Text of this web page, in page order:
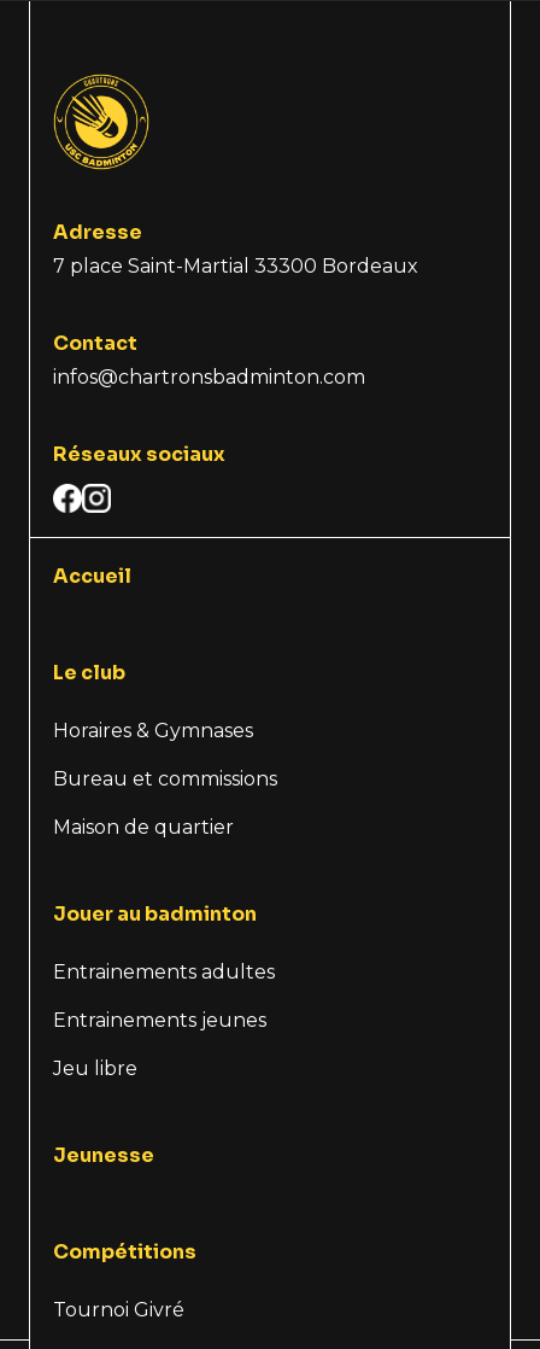
Adresse
7 place Saint-Martial 33300 Bordeaux
Contact
infos@chartronsbadminton.com
Réseaux sociaux
Accueil
Le club
Horaires & Gymnases
Bureau et commissions
Maison de quartier
Jouer au badminton
Entrainements adultes
Entrainements jeunes
Jeu libre
Jeunesse
Compétitions
Tournoi Givré